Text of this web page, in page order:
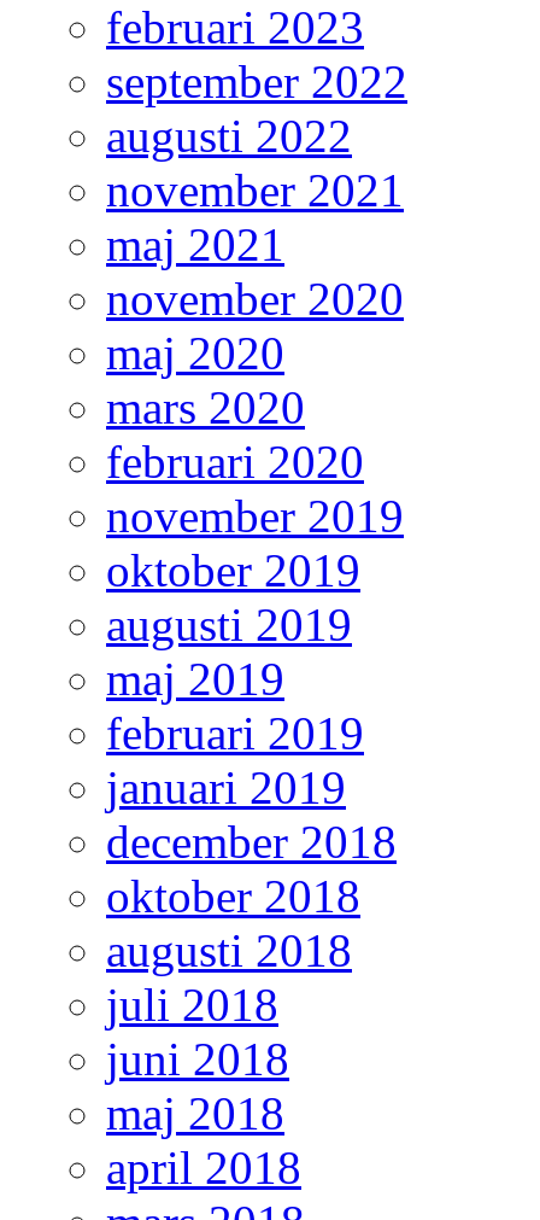
februari 2023
september 2022
augusti 2022
november 2021
maj 2021
november 2020
maj 2020
mars 2020
februari 2020
november 2019
oktober 2019
augusti 2019
maj 2019
februari 2019
januari 2019
december 2018
oktober 2018
augusti 2018
juli 2018
juni 2018
maj 2018
april 2018